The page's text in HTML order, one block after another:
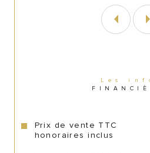
Avec une superficie totale
établissement balnéaire se
installations de qualité et
Les
Prix de vente TTC
honoraires inclus